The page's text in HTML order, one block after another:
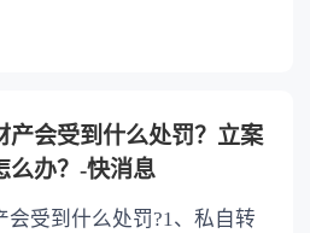
产会受到什么处罚？立案
么办？-快消息
会受到什么处罚?1、私自转